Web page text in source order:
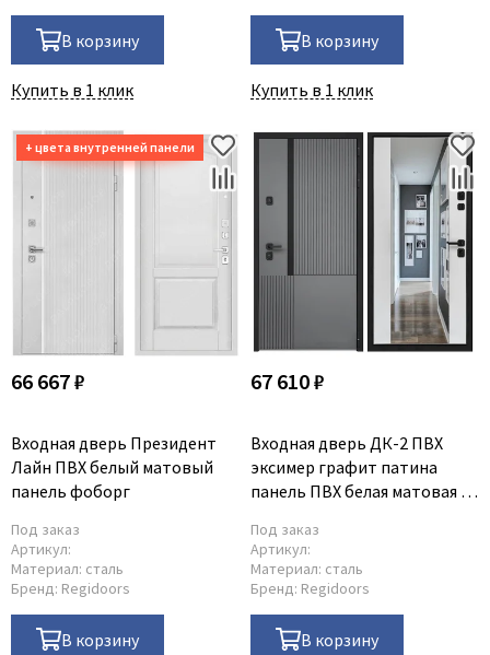
В корзину
Купить в 1 клик
В корзину
Купить в 1 клик
66 667 ₽
Входная дверь Президент
Лайн ПВХ белый матовый
панель фоборг
Под заказ
Артикул:
Материал: сталь
Бренд: Regidoors
В корзину
67 610 ₽
Входная дверь ДК-2 ПВХ
эксимер графит патина
панель ПВХ белая матовая с
Под заказ
Артикул:
Материал: сталь
Бренд: Regidoors
В корзину